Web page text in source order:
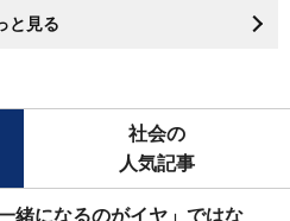
と見る
社会の
人気記事
緒になるのがイヤ」ではな